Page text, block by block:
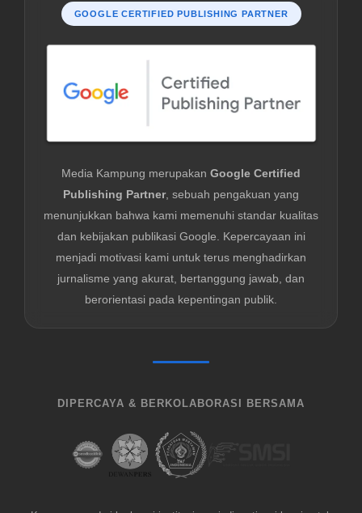
GOOGLE CERTIFIED PUBLISHING PARTNER
Media Kampung merupakan Google Certified
Publishing Partner, sebuah pengakuan yang
menunjukkan bahwa kami memenuhi standar kualitas
dan kebijakan publikasi Google. Kepercayaan ini
menjadi motivasi kami untuk terus menghadirkan
jurnalisme yang akurat, bertanggung jawab, dan
berorientasi pada kepentingan publik.
DIPERCAYA & BERKOLABORASI BERSAMA